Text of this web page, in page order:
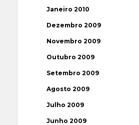
Janeiro 2010
Dezembro 2009
Novembro 2009
Outubro 2009
Setembro 2009
Agosto 2009
Julho 2009
Junho 2009